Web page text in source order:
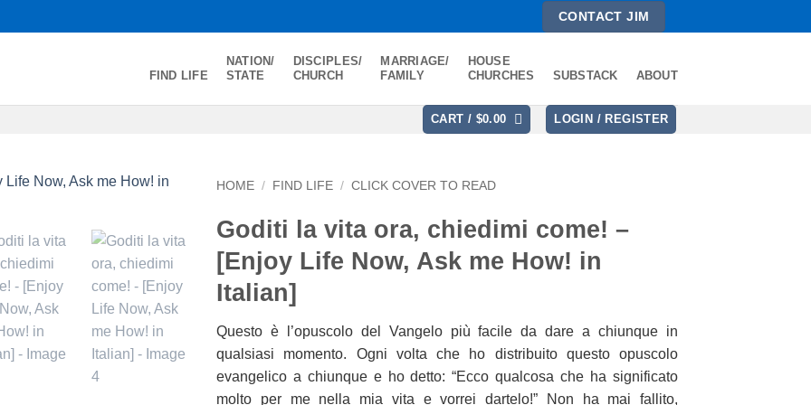
CONTACT JIM
FIND LIFE
NATION/
STATE
DISCIPLES/
CHURCH
MARRIAGE/
FAMILY
HOUSE
CHURCHES
SUBSTACK ABOUT
CART / $0.00 LOGIN / REGISTER
HOME / FIND LIFE / CLICK COVER TO READ
Goditi la vita ora, chiedimi come! –
[Enjoy Life Now, Ask me How! in
Italian]
Questo è l’opuscolo del Vangelo più facile da dare a chiunque in
qualsiasi momento. Ogni volta che ho distribuito questo opuscolo
evangelico a chiunque e ho detto: “Ecco qualcosa che ha significato
molto per me nella mia vita e vorrei dartelo!” Non ha mai fallito,